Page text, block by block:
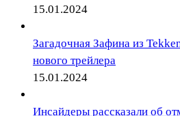
15.01.2024
Загадочная Зафина из
нового трейлера
15.01.2024
Инсайдеры рассказали об